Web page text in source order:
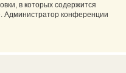
в которых содержится
Администратор конференции